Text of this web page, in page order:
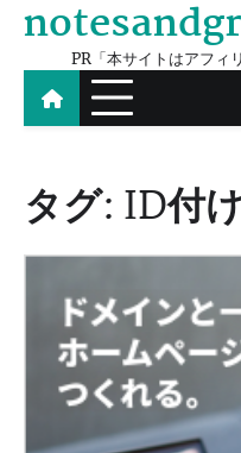
Skip
contentPR「本サイトはアフィ
タグ: ID付